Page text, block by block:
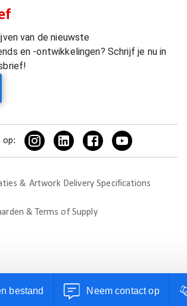
bestand Neem contact op
van de nieuwste
en -ontwikkelingen? Schrijf je nu in
op:
& Artwork Delivery Specifications
& Terms of Supply